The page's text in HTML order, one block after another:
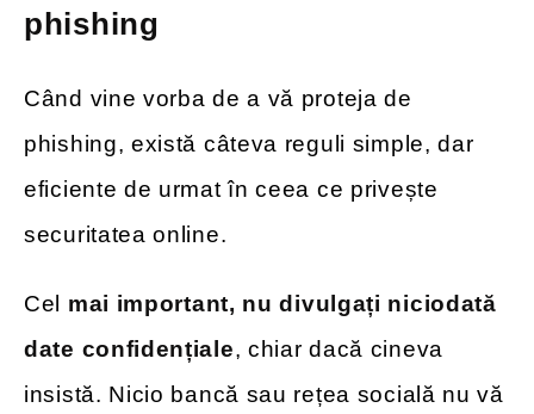
phishing
Când vine vorba de a vă proteja de
phishing, există câteva reguli simple, dar
eficiente de urmat în ceea ce privește
securitatea online.
Cel mai important, nu divulgați niciodată
date confidențiale, chiar dacă cineva
insistă. Nicio bancă sau rețea socială nu vă